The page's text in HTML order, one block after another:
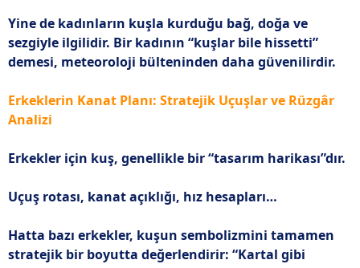
Yine de kadınların kuşla kurduğu bağ, doğa ve
sezgiyle ilgilidir. Bir kadının “kuşlar bile hissetti”
demesi, meteoroloji bülteninden daha güvenilirdir.
Erkeklerin Kanat Planı: Stratejik Uçuşlar ve Rüzgâr
Analizi
Erkekler için kuş, genellikle bir “tasarım harikası”dır.
Uçuş rotası, kanat açıklığı, hız hesapları…
Hatta bazı erkekler, kuşun sembolizmini tamamen
stratejik bir boyutta değerlendirir: “Kartal gibi